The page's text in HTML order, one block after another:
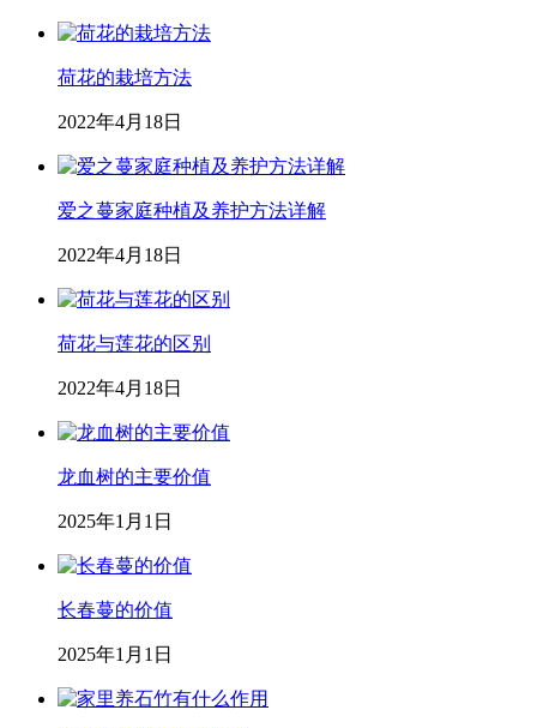
荷花的栽培方法
2022年4月18日
爱之蔓家庭种植及养护方法详解
2022年4月18日
荷花与莲花的区别
2022年4月18日
龙血树的主要价值
2025年1月1日
长春蔓的价值
2025年1月1日